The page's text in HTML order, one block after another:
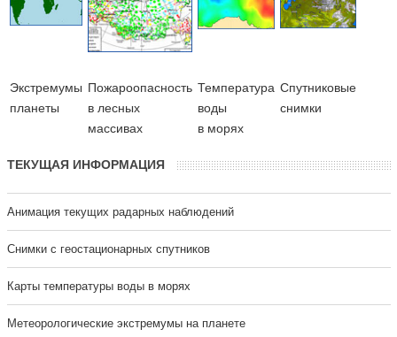
Экстремумы
планеты
Пожароопасность
в лесных
массивах
Температура
воды
в морях
Cпутниковые
снимки
ТЕКУЩАЯ ИНФОРМАЦИЯ
Анимация текущих радарных наблюдений
Cнимки с геостационарных спутников
Карты температуры воды в морях
Метеорологические экстремумы на планете